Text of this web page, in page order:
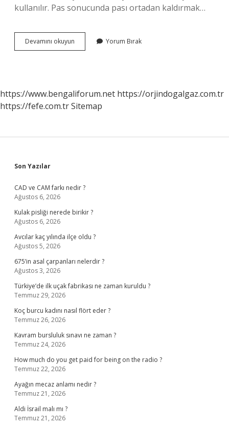
kullanılır. Pas sonucunda pası ortadan kaldırmak…
Devamını okuyun
Oluşumu
Yorum Bırak
https://www.bengaliforum.net https://orjindogalgaz.com.tr
https://fefe.com.trSitemap
Sidebar
Son Yazılar
CAD ve CAM farkı nedir ?
Ağustos 6, 2026
Kulak pisliği nerede birikir ?
Ağustos 6, 2026
Avcılar kaç yılında ilçe oldu ?
Ağustos 5, 2026
675’in asal çarpanları nelerdir ?
Ağustos 3, 2026
Türkiye’de ilk uçak fabrikası ne zaman kuruldu ?
Temmuz 29, 2026
Koç burcu kadını nasıl flört eder ?
Temmuz 26, 2026
Kavram bursluluk sınavı ne zaman ?
Temmuz 24, 2026
How much do you get paid for being on the radio ?
Temmuz 22, 2026
Ayağın mecaz anlamı nedir ?
Temmuz 21, 2026
Aldi İsrail malı mı ?
Temmuz 21, 2026